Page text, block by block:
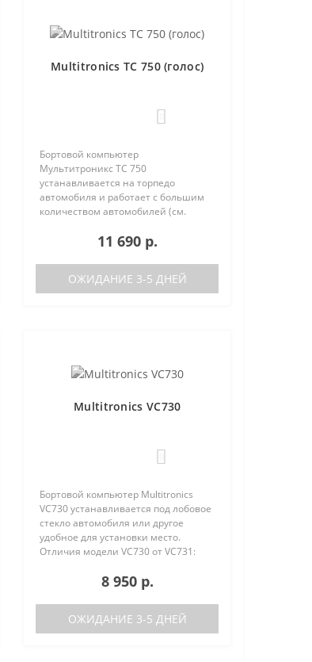
Multitronics TC 750 (голос)
Бортовой компьютер
Мультитроникс TC 750
устанавливается на торпедо
автомобиля и работает с большим
количеством автомобилей (см.
Отличия TC 740 от модели TC 750:
отсутствие голосового синтезатора
(модель TC 740 ..
11 690 р.
ОЖИДАНИЕ 3-5 ДНЕЙ
Multitronics VC730
Бортовой компьютер Multitronics
VC730 устанавливается под лобовое
стекло автомобиля или другое
удобное для установки место.
Отличия модели VC730 от VC731:
(модель VC731 с голосом)
поддерживаемые протоколы диаг..
8 950 р.
ОЖИДАНИЕ 3-5 ДНЕЙ